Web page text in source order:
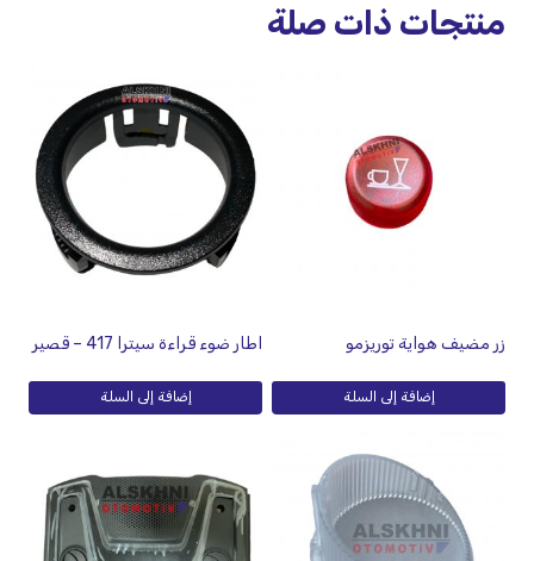
منتجات ذات صلة
زر مضيف هواية توريزمو
إضافة إلى السلة
اطار ضوء قراءة سيترا 417 – قصير
إضافة إلى السلة